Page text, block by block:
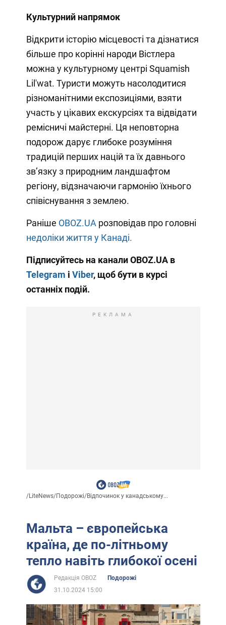
Культурний напрямок
Відкрити історію місцевості та дізнатися
більше про корінні народи Вістлера
можна у культурному центрі Squamish
Lil'wat. Туристи можуть насолодитися
різноманітними експозиціями, взяти
участь у цікавих екскурсіях та відвідати
ремісничі майстерні. Ця неповторна
подорож дарує глибоке розуміння
традицій перших націй та їх давнього
зв’язку з природним ландшафтом
регіону, відзначаючи гармонію їхнього
співіснування з землею.
Раніше OBOZ.UA розповідав про головні
недоліки життя у Канаді.
Підписуйтесь на канали OBOZ.UA в
Telegram і Viber, щоб бути в курсі
останніх подій.
РЕКЛАМА
/LiteNews/Подорожі/Відпочинок у канадському...
Мальта – європейська
країна, де по-літньому
тепло навіть глибокої осені
Редакція OBOZ
Подорожі
31.10.2024 15:00